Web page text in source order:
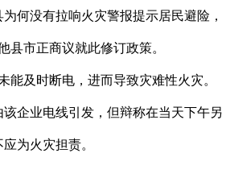
何没有拉响火灾警报提示居民避险，
市正商议就此修订政策。
及时断电，进而导致灾难性火灾。
企业电线引发，但辩称在当天下午另
为火灾担责。